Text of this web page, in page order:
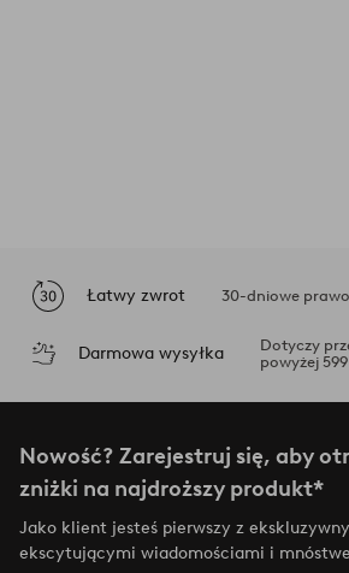
Łatwy zwrot 30-dniowe
Darmowa wysyłka
Dotyczy
powyżej
Nowość? Zarejestruj się, aby
zniżki na najdroższy produkt*
Jako klient jesteś pierwszy z
ekscytującymi wiadomościami i